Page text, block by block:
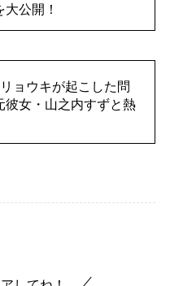
公開！
ョウキが起こした問
彼女・山之内すずと熱